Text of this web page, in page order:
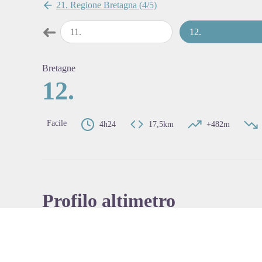
21. Regione Bretagna (4/5)
➜Passo precedente
11 . 12.
Bretagne
12.
Facile 4h24 17,5km +482m
Profilo altimetro